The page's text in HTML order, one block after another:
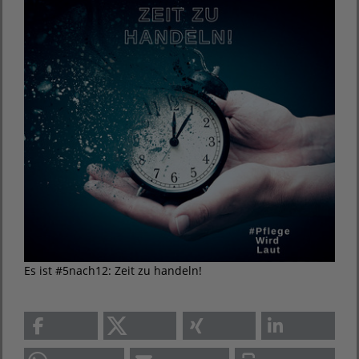
Es ist #5nach12: Zeit zu handeln!